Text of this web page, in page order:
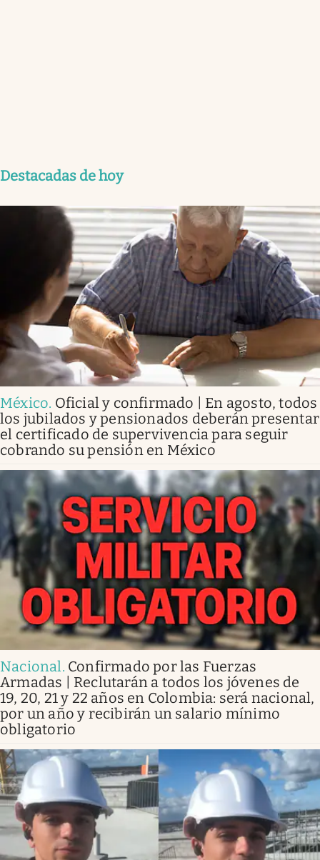
Destacadas de hoy
México. Oficial y confirmado | En agosto, todos
los jubilados y pensionados deberán presentar
el certificado de supervivencia para seguir
cobrando su pensión en México
Nacional. Confirmado por las Fuerzas
Armadas | Reclutarán a todos los jóvenes de
19, 20, 21 y 22 años en Colombia: será nacional,
por un año y recibirán un salario mínimo
obligatorio